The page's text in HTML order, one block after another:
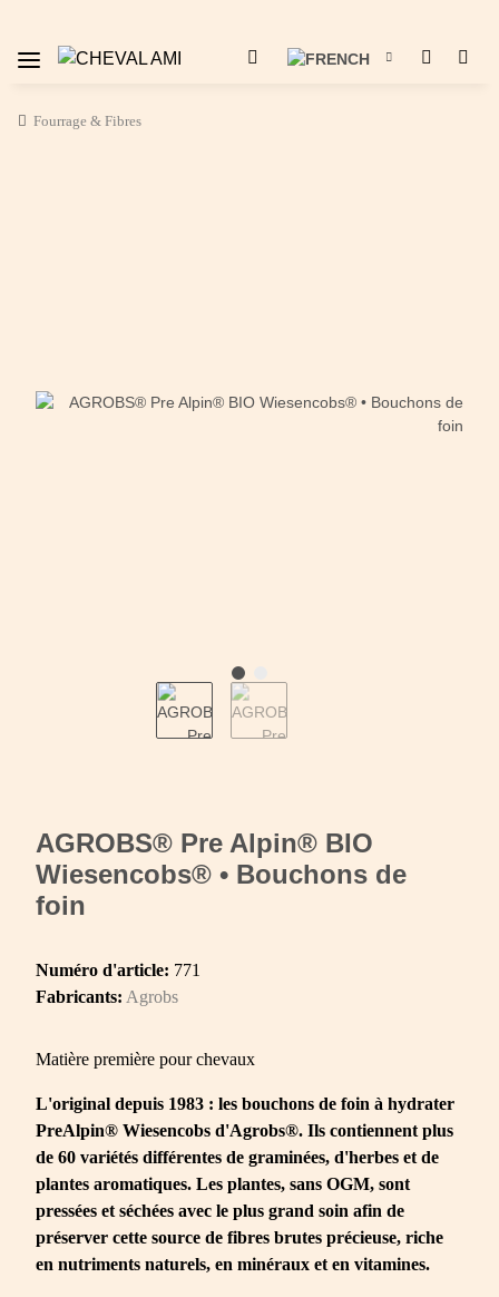
Fourrage & Fibres
AGROBS® Pre Alpin® BIO
Wiesencobs® • Bouchons de
foin
Numéro d'article: 771
Fabricants: Agrobs
Matière première pour chevaux
L'original depuis 1983 : les bouchons de foin à hydrater
PreAlpin® Wiesencobs d'Agrobs®. Ils contiennent plus
de 60 variétés différentes de graminées, d'herbes et de
plantes aromatiques. Les plantes, sans OGM, sont
pressées et séchées avec le plus grand soin afin de
préserver cette source de fibres brutes précieuse, riche
en nutriments naturels, en minéraux et en vitamines.